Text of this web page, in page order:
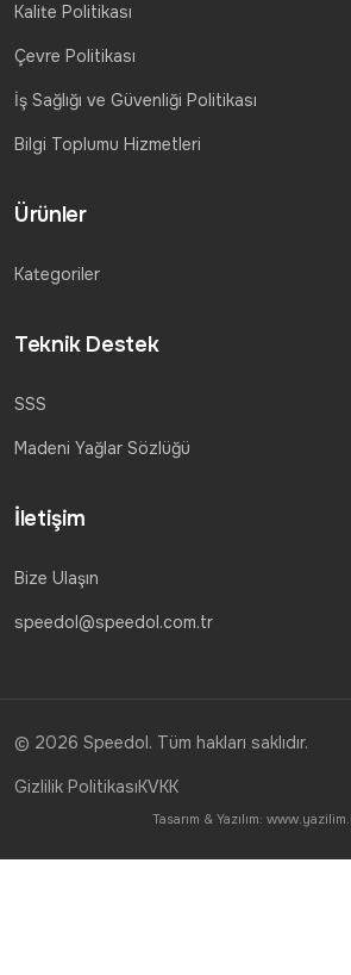
Kalite Politikası
Çevre Politikası
İş Sağlığı ve Güvenliği Politikası
Bilgi Toplumu Hizmetleri
Ürünler
Kategoriler
Teknik Destek
SSS
Madeni Yağlar Sözlüğü
İletişim
Bize Ulaşın
speedol@speedol.com.tr
© 2026 Speedol. Tüm hakları saklıdır.
Gizlilik PolitikasıKVKK
Tasarım & Yazılım: